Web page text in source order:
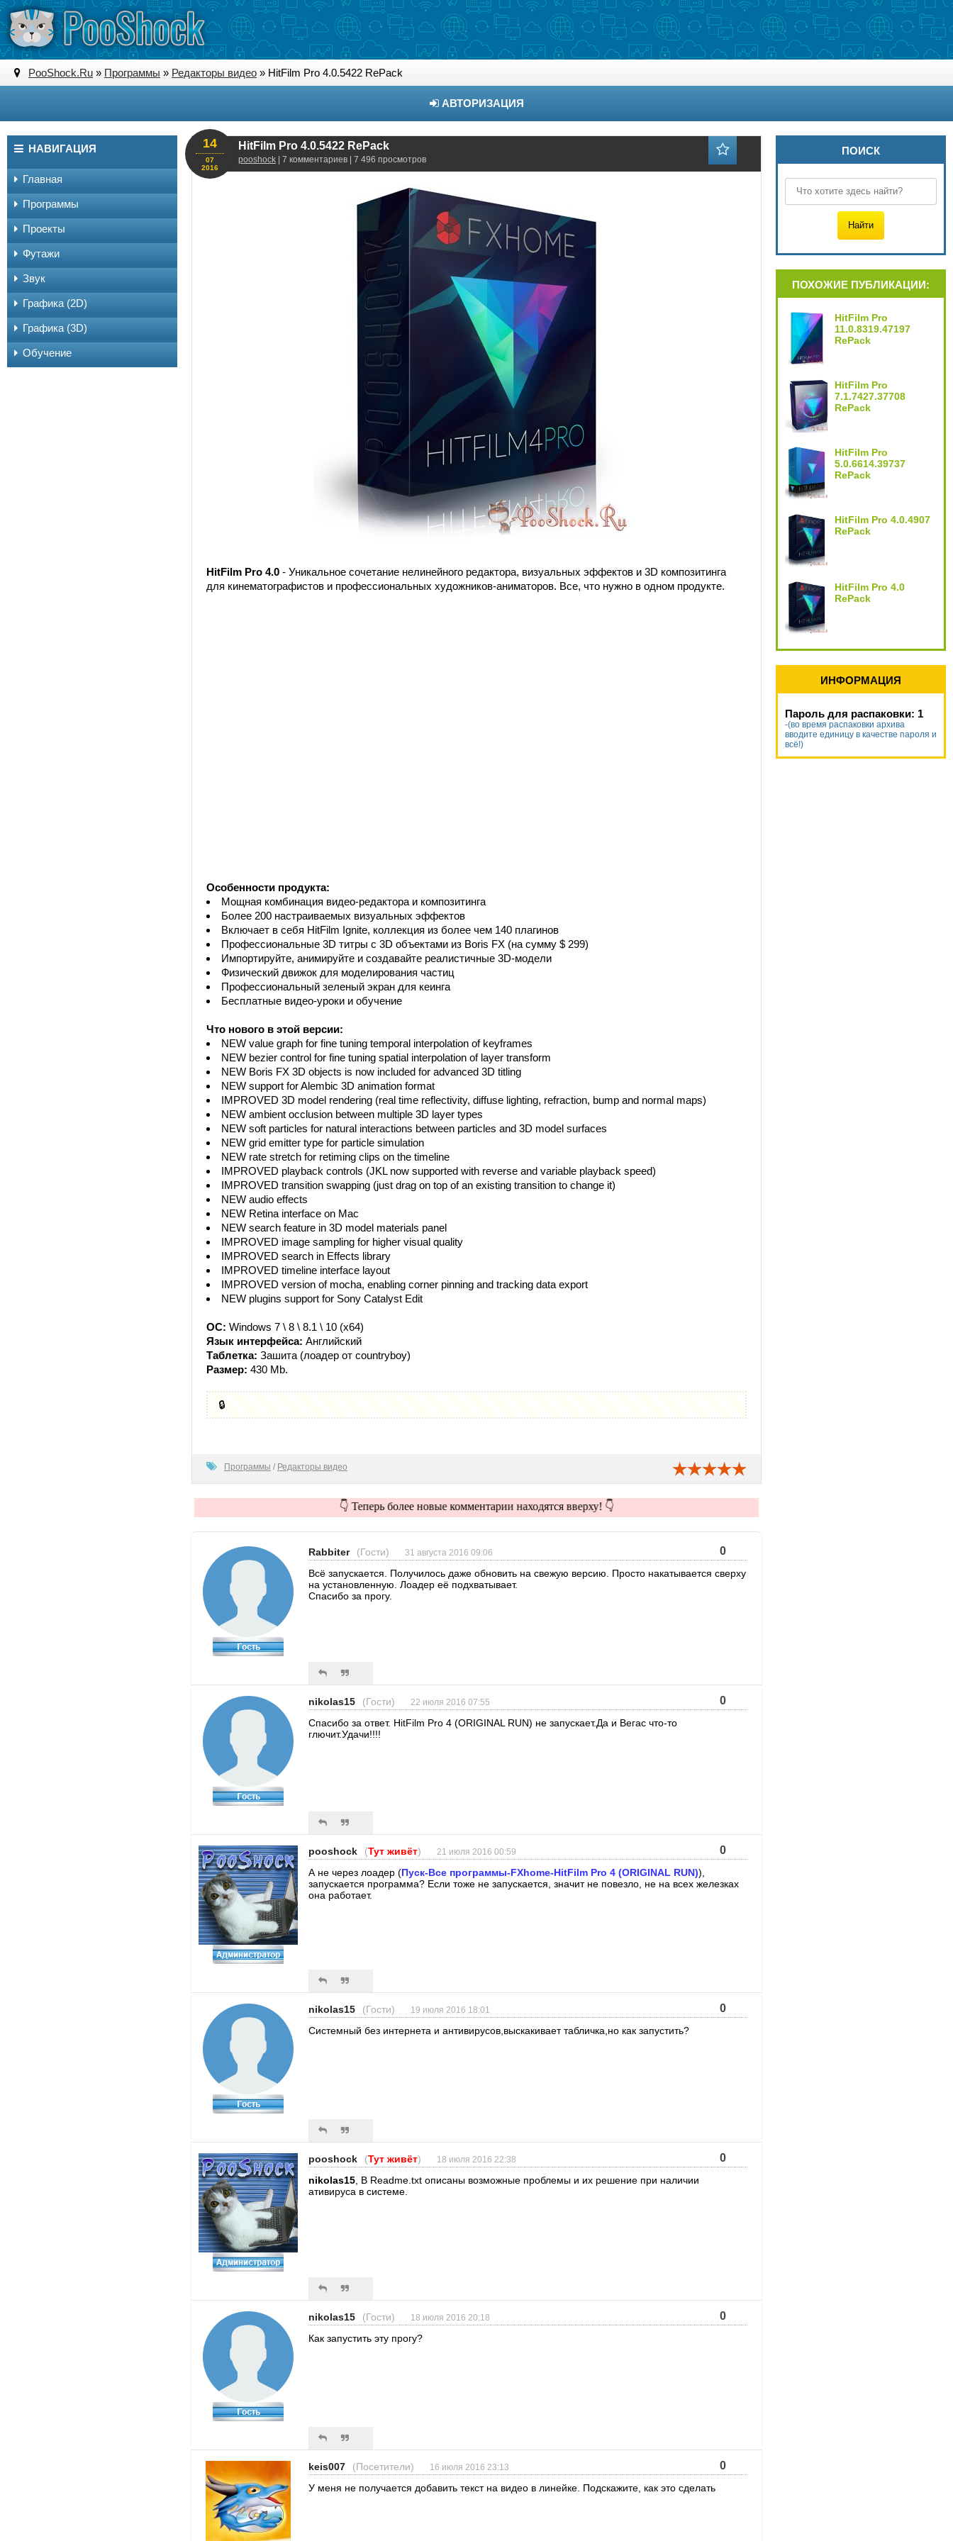
PooShock.Ru » Программы » Редакторы видео » HitFilm Pro 4.0.5422 RePack
АВТОРИЗАЦИЯ
HitFilm Pro 4.0.5422 RePack
pooshock | 7 комментариев | 7 496 просмотров
14
07
2016
HitFilm Pro 4.0 - Уникальное сочетание нелинейного редактора, визуальных эффектов и 3D композитинга
для кинематографистов и профессиональных художников-аниматоров. Все, что нужно в одном продукте.
Особенности продукта:
Мощная комбинация видео-редактора и композитинга
Более 200 настраиваемых визуальных эффектов
Включает в себя HitFilm Ignite, коллекция из более чем 140 плагинов
Профессиональные 3D титры с 3D объектами из Boris FX (на сумму $ 299)
Импортируйте, анимируйте и создавайте реалистичные 3D-модели
Физический движок для моделирования частиц
Профессиональный зеленый экран для кеинга
Бесплатные видео-уроки и обучение
Что нового в этой версии:
NEW value graph for fine tuning temporal interpolation of keyframes
NEW bezier control for fine tuning spatial interpolation of layer transform
NEW Boris FX 3D objects is now included for advanced 3D titling
NEW support for Alembic 3D animation format
IMPROVED 3D model rendering (real time reflectivity, diffuse lighting, refraction, bump and normal maps)
NEW ambient occlusion between multiple 3D layer types
NEW soft particles for natural interactions between particles and 3D model surfaces
NEW grid emitter type for particle simulation
NEW rate stretch for retiming clips on the timeline
IMPROVED playback controls (JKL now supported with reverse and variable playback speed)
IMPROVED transition swapping (just drag on top of an existing transition to change it)
NEW audio effects
NEW Retina interface on Mac
NEW search feature in 3D model materials panel
IMPROVED image sampling for higher visual quality
IMPROVED search in Effects library
IMPROVED timeline interface layout
IMPROVED version of mocha, enabling corner pinning and tracking data export
NEW plugins support for Sony Catalyst Edit
ОС: Windows 7 \ 8 \ 8.1 \ 10 (x64)
Язык интерфейса: Английский
Таблетка: Зашита (лоадер от countryboy)
Размер: 430 Mb.
🔒
Программы / Редакторы видео
👇 Теперь более новые комментарии находятся вверху! 👇
Rabbiter (Гости) 31 августа 2016 09:06 0
Всё запускается. Получилось даже обновить на свежую версию. Просто накатывается сверху
на установленную. Лоадер её подхватывает.
Спасибо за прогу.
nikolas15 (Гости) 22 июля 2016 07:55 0
Спасибо за ответ. HitFilm Pro 4 (ORIGINAL RUN) не запускает.Да и Вегас что-то
глючит.Удачи!!!!
pooshock (Тут живёт) 21 июля 2016 00:59 0
А не через лоадер (Пуск-Все программы-FXhome-HitFilm Pro 4 (ORIGINAL RUN)),
запускается программа? Если тоже не запускается, значит не повезло, не на всех железках
она работает.
nikolas15 (Гости) 19 июля 2016 18:01 0
Системный без интернета и антивирусов,выскакивает табличка,но как запустить?
pooshock (Тут живёт) 18 июля 2016 22:38 0
nikolas15, В Readme.txt описаны возможные проблемы и их решение при наличии
ативируса в системе.
nikolas15 (Гости) 18 июля 2016 20:18 0
Как запустить эту прогу?
keis007 (Посетители) 16 июля 2016 23:13 0
У меня не получается добавить текст на видео в линейке. Подскажите, как это сделать
НАВИГАЦИЯ
Главная
Программы
Проекты
Футажи
Звук
Графика (2D)
Графика (3D)
Обучение
ПОИСК
ПОХОЖИЕ ПУБЛИКАЦИИ:
HitFilm Pro
11.0.8319.47197
RePack
HitFilm Pro
7.1.7427.37708
RePack
HitFilm Pro
5.0.6614.39737
RePack
HitFilm Pro 4.0.4907
RePack
HitFilm Pro 4.0
RePack
ИНФОРМАЦИЯ
Пароль для распаковки: 1
-(во время распаковки архива
вводите единицу в качестве пароля и
всё!)